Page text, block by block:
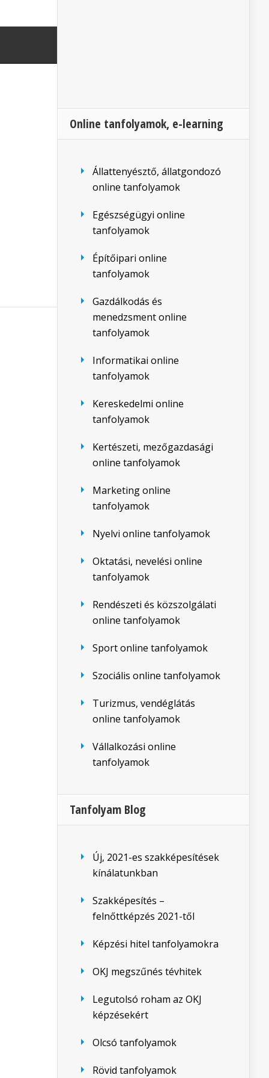
Online tanfolyamok, e-learning
Állattenyésztő, állatgondozó
online tanfolyamok
Egészségügyi online
tanfolyamok
Építőipari online
tanfolyamok
Gazdálkodás és
menedzsment online
tanfolyamok
Informatikai online
tanfolyamok
Kereskedelmi online
tanfolyamok
Kertészeti, mezőgazdasági
online tanfolyamok
Marketing online
tanfolyamok
Nyelvi online tanfolyamok
Oktatási, nevelési online
tanfolyamok
Rendészeti és közszolgálati
online tanfolyamok
Sport online tanfolyamok
Szociális online tanfolyamok
Turizmus, vendéglátás
online tanfolyamok
Vállalkozási online
tanfolyamok
Tanfolyam Blog
Új, 2021-es szakképesítések
kínálatunkban
Szakképesítés –
felnőttképzés 2021-től
Képzési hitel tanfolyamokra
OKJ megszűnés tévhitek
Legutolsó roham az OKJ
képzésekért
Olcsó tanfolyamok
Rövid tanfolyamok